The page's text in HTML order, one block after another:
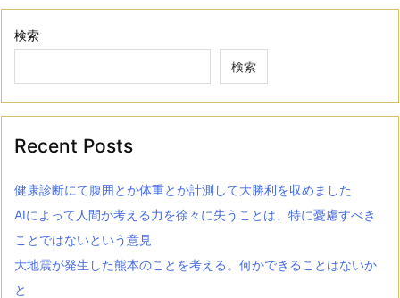
検索
検索
Recent Posts
健康診断にて腹囲とか体重とか計測して大勝利を収めました
AIによって人間が考える力を徐々に失うことは、特に憂慮すべき
ことではないという意見
大地震が発生した熊本のことを考える。何かできることはないか
と